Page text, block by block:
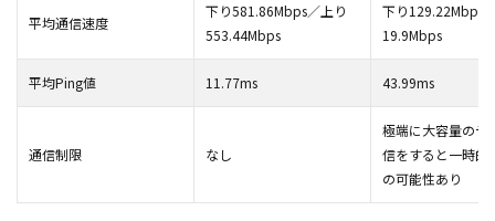
平均通信速度
下り581.86Mbps／上り
553.44Mbps
下り129.22Mbps
19.9Mbps
平均Ping値 11.77ms 43.99ms
通信制限 なし
極端に大容量のデ
信をすると一時的
の可能性あり